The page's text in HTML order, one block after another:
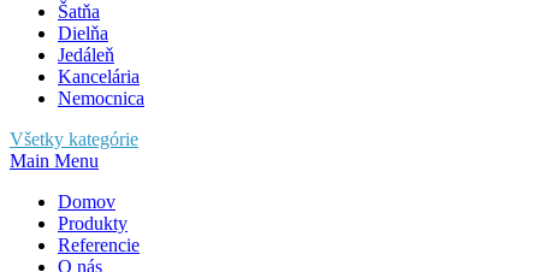
Šatňa
Dielňa
Jedáleň
Kancelária
Nemocnica
Všetky kategórie
Main Menu
Domov
Produkty
Referencie
O nás